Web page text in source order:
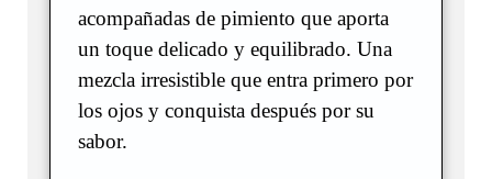
acompañadas de pimiento que aporta
un toque delicado y equilibrado. Una
mezcla irresistible que entra primero por
los ojos y conquista después por su
sabor.